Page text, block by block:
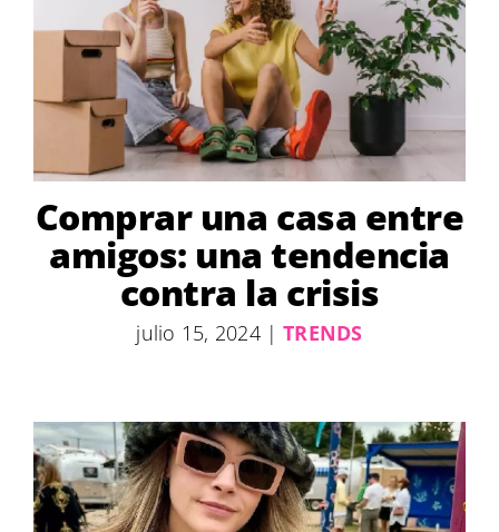
Comprar una casa entre
amigos: una tendencia
contra la crisis
julio 15, 2024 | TRENDS